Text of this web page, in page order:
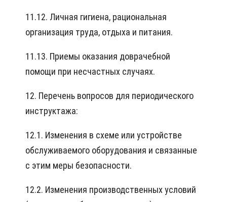
11.12. Личная гигиена, рациональная
организация труда, отдыха и питания.
11.13. Приемы оказания доврачебной
помощи при несчастных случаях.
12. Перечень вопросов для периодического
инструктажа:
12.1. Изменения в схеме или устройстве
обслуживаемого оборудования и связанные
с этим меры безопасности.
12.2. Изменения производственных условий